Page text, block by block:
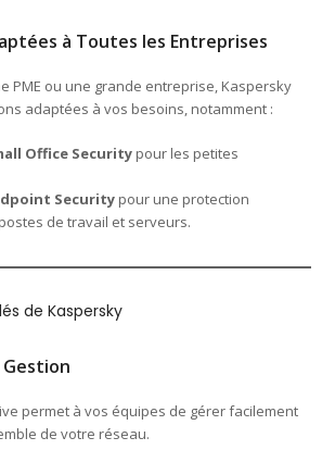
à Toutes les Entreprises
PME ou une grande entreprise, Kaspersky
adaptées à vos besoins, notamment :
Office Security pour les petites
Security pour une protection
de travail et serveurs.
de Kaspersky
Gestion
permet à vos équipes de gérer facilement
de votre réseau.